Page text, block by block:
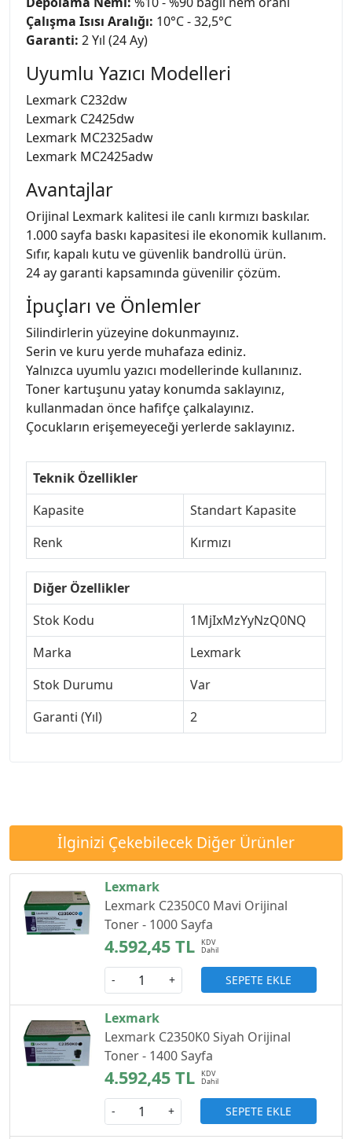
Çalışma Isısı Aralığı: 10°C - 32,5°C
Garanti: 2 Yıl (24 Ay)
Uyumlu Yazıcı Modelleri
Lexmark C232dw
Lexmark C2425dw
Lexmark MC2325adw
Lexmark MC2425adw
Avantajlar
Orijinal Lexmark kalitesi ile canlı kırmızı baskılar.
1.000 sayfa baskı kapasitesi ile ekonomik kullanım.
Sıfır, kapalı kutu ve güvenlik bandrollü ürün.
24 ay garanti kapsamında güvenilir çözüm.
İpuçları ve Önlemler
Silindirlerin yüzeyine dokunmayınız.
Serin ve kuru yerde muhafaza ediniz.
Yalnızca uyumlu yazıcı modellerinde kullanınız.
Toner kartuşunu yatay konumda saklayınız,
kullanmadan önce hafifçe çalkalayınız.
Çocukların erişemeyeceği yerlerde saklayınız.
Teknik Özellikler
Kapasite
Standart Kapasite
Renk
Kırmızı
Diğer Özellikler
Stok Kodu
1MjIxMzYyNzQ0NQ
Marka
Lexmark
Stok Durumu
Var
Garanti (Yıl)
2
İlginizi Çekebilecek Diğer Ürünler
Lexmark
Lexmark C2350C0 Mavi Orijinal
Toner - 1000 Sayfa
4.592,45 TL
- + SEPETE EKLE
Lexmark
Lexmark C2350K0 Siyah Orijinal
Toner - 1400 Sayfa
4.592,45 TL
- + SEPETE EKLE